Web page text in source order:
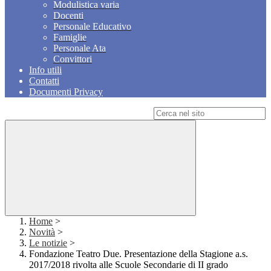
Modulistica varia
Docenti
Personale Educativo
Famiglie
Personale Ata
Convittori
Info utili
Contatti
Documenti Privacy
Home >
Novità >
Le notizie >
Fondazione Teatro Due. Presentazione della Stagione a.s.
2017/2018 rivolta alle Scuole Secondarie di II grado